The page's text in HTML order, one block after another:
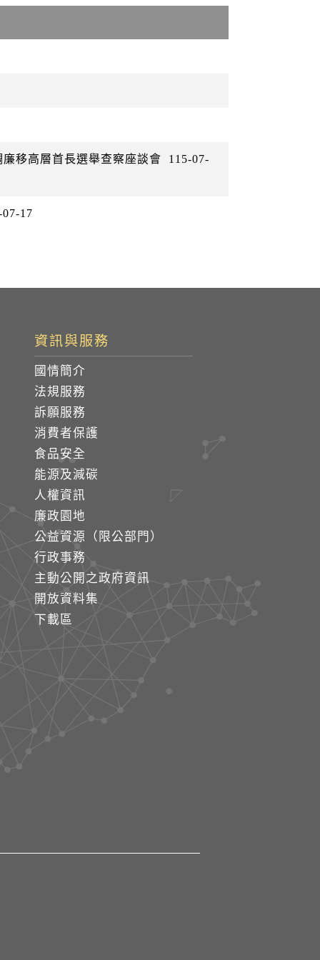
移高層首長選舉查察座談會 115-07-
07-17
資訊與服務
國情簡介
法規服務
訴願服務
消費者保護
食品安全
能源及減碳
人權資訊
廉政園地
公益資源（限公部門）
行政事務
主動公開之政府資訊
開放資料集
下載區